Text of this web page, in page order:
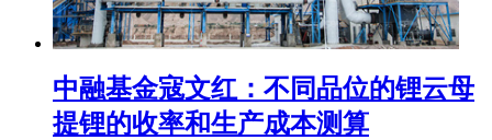
中融基金寇文红：不同品位的锂云母
提锂的收率和生产成本测算